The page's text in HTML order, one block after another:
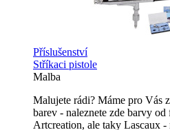
Příslušenství
Stříkaci pistole
Malba
Malujete rádi? Máme pro Vás
barev - naleznete zde barvy
Artcreation, ale taky Lascaux